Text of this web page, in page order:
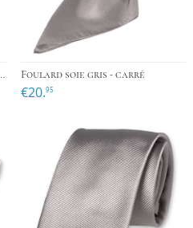
homme gris Foulard soie gris - carré
€20.95